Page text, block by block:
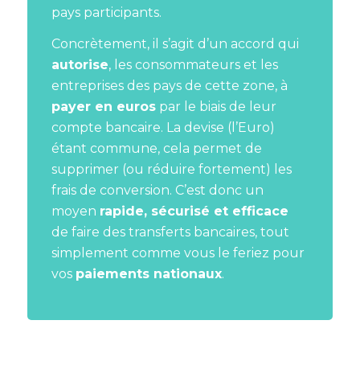
pays participants.
Concrètement, il s’agit d’un accord qui
autorise, les consommateurs et les
entreprises des pays de cette zone, à
payer en eurospar le biais de leur
compte bancaire. La devise (l’Euro)
étant commune, cela permet de
supprimer (ou réduire fortement) les
frais de conversion. C’est donc un
moyen rapide, sécurisé et efficace
de faire des transferts bancaires, tout
simplement comme vous le feriez pour
vos paiements nationaux.